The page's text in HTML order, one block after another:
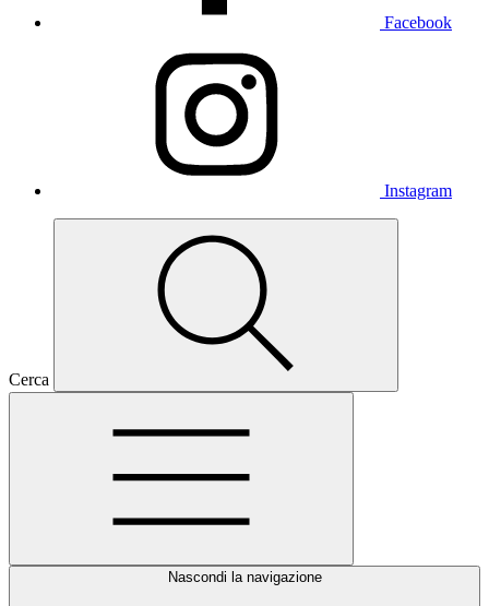
Facebook
Instagram
Cerca
Nascondi la navigazione